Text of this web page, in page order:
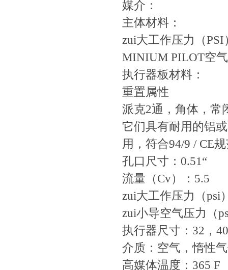
媒介：
主体材料：
zui大工作压力（PSI）
MINIUM PILOT空气
执行器板材料：
重置属性
派克2通，角体
它们具有耐用的铝或
用，符合94/9 / CE规
孔口尺寸：0.51“
流量（Cv）：5.5
zui大工作压力（psi）
zui小导空气压力（psi
执行器尺寸：32
介质：空气，
高媒体温度：365 F